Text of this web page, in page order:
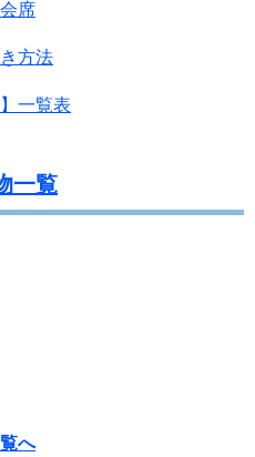
席
方法
一覧表
一覧
へ